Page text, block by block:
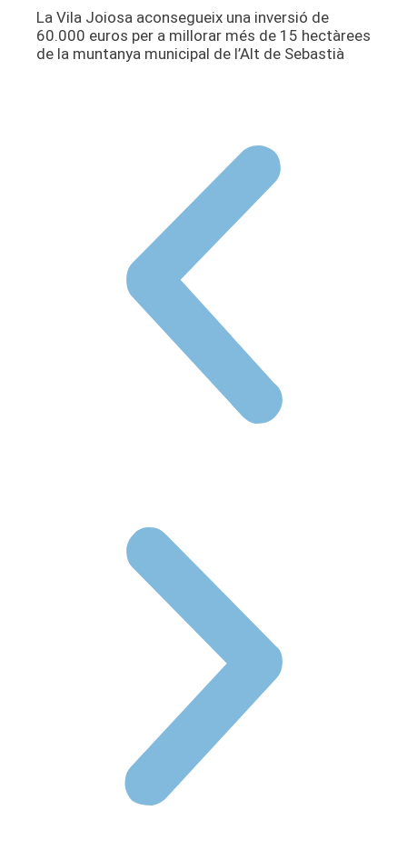
La Vila Joiosa aconsegueix una inversió de
60.000 euros per a millorar més de 15 hectàrees
de la muntanya municipal de l’Alt de Sebastià